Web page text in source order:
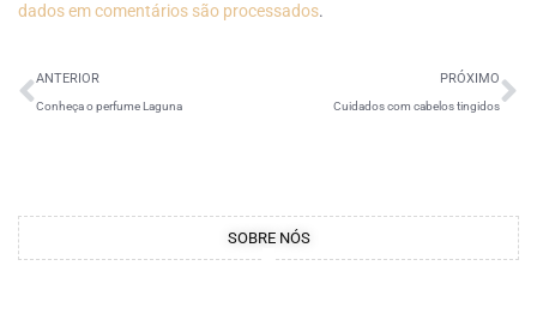
dados em comentários são processados.
ANTERIOR
Conheça o perfume Laguna
PRÓXIMO
Cuidados com cabelos tingidos
SOBRE NÓS